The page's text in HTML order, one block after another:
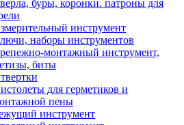
буры, коронки. патроны для
инструмент
наборы инструментов
монтажный инструмент,
биты
для герметиков и
пены
инструмент